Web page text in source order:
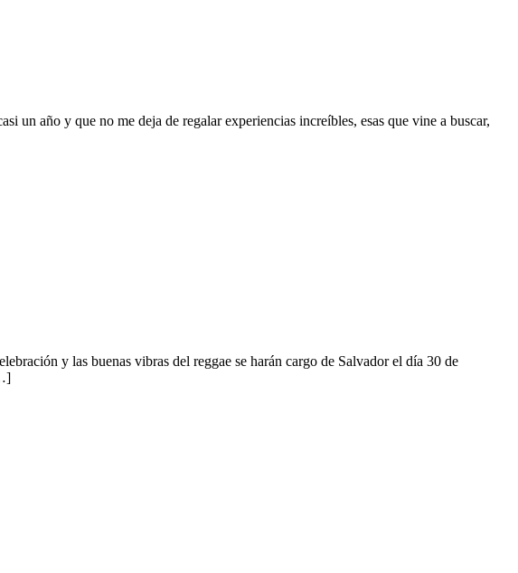
un año y que no me deja de regalar experiencias increíbles, esas que vine a buscar,
y las buenas vibras del reggae se harán cargo de Salvador el día 30 de